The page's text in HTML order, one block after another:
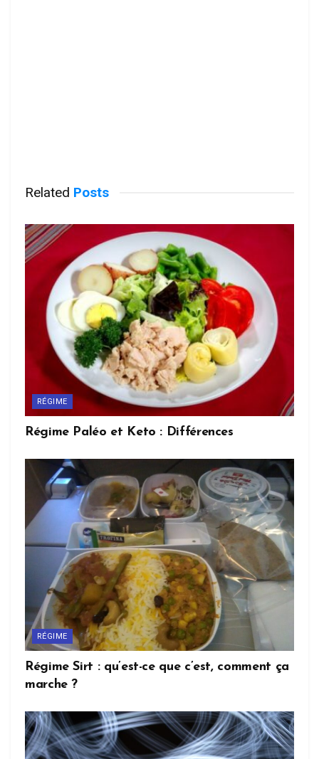
Related Posts
RÉGIME
Régime Paléo et Keto : Différences
RÉGIME
Régime Sirt : qu’est-ce que c’est, comment ça
marche ?